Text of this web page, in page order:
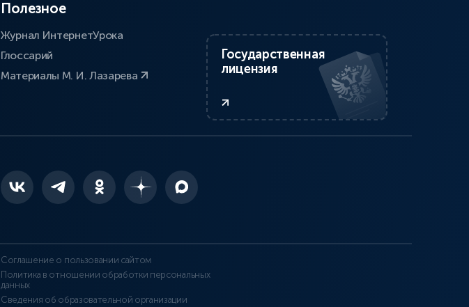
Полезное
Журнал ИнтернетУрока
Глоссарий
Материалы М. И. Лазарева
Государственная
лицензия
Соглашение о пользовании сайтом
Политика в отношении обработки персональных
данных
Сведения об образовательной организации